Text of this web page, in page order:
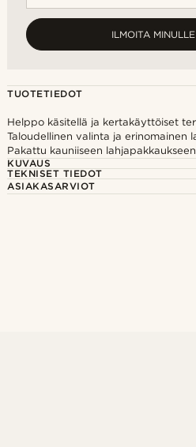
ILMOITA MINULLE
TUOTETIEDOT
Helppo käsitellä ja kertakäyttöiset
Taloudellinen valinta ja erinomainen
Pakattu kauniiseen lahjapakkaukseen
KUVAUS
TEKNISET TIEDOT
ASIAKASARVIOT